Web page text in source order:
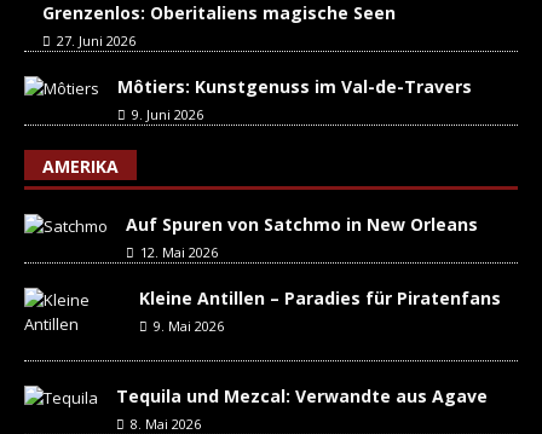
Grenzenlos: Oberitaliens magische Seen
27. Juni 2026
Môtiers: Kunstgenuss im Val-de-Travers
9. Juni 2026
AMERIKA
Auf Spuren von Satchmo in New Orleans
12. Mai 2026
Kleine Antillen – Paradies für Piratenfans
9. Mai 2026
Tequila und Mezcal: Verwandte aus Agave
8. Mai 2026